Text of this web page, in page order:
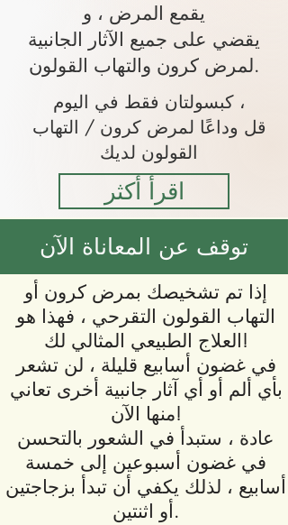
يقمع المرض ، و
يقضي على جميع الآثار الجانبية
لمرض كرون والتهاب القولون.
كبسولتان فقط في اليوم ،
قل وداعًا لمرض كرون / التهاب
القولون لديك
اقرأ أكثر
توقف عن المعاناة الآن
إذا تم تشخيصك بمرض كرون أو
التهاب القولون التقرحي ، فهذا هو
العلاج الطبيعي المثالي لك!
في غضون أسابيع قليلة ، لن تشعر
بأي ألم أو أي آثار جانبية أخرى تعاني
منها الآن!
عادة ، ستبدأ في الشعور بالتحسن
في غضون أسبوعين إلى خمسة
أسابيع ، لذلك يكفي أن تبدأ بزجاجتين
أو اثنتين.